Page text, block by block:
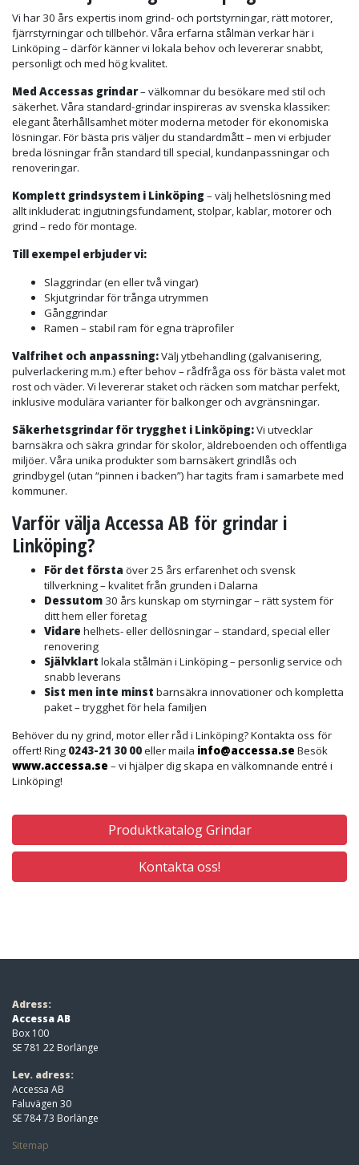
Vi har 30 års expertis inom grind- och portstyrningar, rätt motorer,
fjärrstyrningar och tillbehör. Våra erfarna stålmän verkar här i
Linköping – därför känner vi lokala behov och levererar snabbt,
personligt och med hög kvalitet.
Med Accessas grindar– välkomnar du besökare med stil och
säkerhet. Våra standard-grindar inspireras av svenska klassiker:
elegant återhållsamhet möter moderna metoder för ekonomiska
lösningar. För bästa pris väljer du standardmått – men vi erbjuder
breda lösningar från standard till special, kundanpassningar och
renoveringar.
Komplett grindsystem i Linköping – välj helhetslösning med
allt inkluderat: ingjutningsfundament, stolpar, kablar, motorer och
grind – redo för montage.
Till exempel erbjuder vi:
Slaggrindar (en eller två vingar)
Skjutgrindar för trånga utrymmen
Gånggrindar
Ramen – stabil ram för egna träprofiler
Valfrihet och anpassning:Välj ytbehandling (galvanisering,
pulverlackering m.m.) efter behov – rådfråga oss för bästa valet mot
rost och väder. Vi levererar staket och räcken som matchar perfekt,
inklusive modulära varianter för balkonger och avgränsningar.
Säkerhetsgrindar för trygghet i Linköping:Vi utvecklar
barnsäkra och säkra grindar för skolor, äldreboenden och offentliga
miljöer. Våra unika produkter som barnsäkert grindlås och
grindbygel (utan “pinnen i backen”) har tagits fram i samarbete med
kommuner.
Varför välja Accessa AB för grindar i
Linköping?
För det första över 25 års erfarenhet och svensk
tillverkning – kvalitet från grunden i Dalarna
Dessutom 30 års kunskap om styrningar – rätt system för
ditt hem eller företag
Vidare helhets- eller dellösningar – standard, special eller
renovering
Självklart lokala stålmän i Linköping – personlig service och
snabb leverans
Sist men inte minst barnsäkra innovationer och kompletta
paket – trygghet för hela familjen
Behöver du ny grind, motor eller råd i Linköping? Kontakta oss för
offert! Ring 0243-21 30 00eller maila info@accessa.se Besök
www.accessa.se – vi hjälper dig skapa en välkomnande entré i
Linköping!
Produktkatalog Grindar
Kontakta oss!
Adress:
Accessa AB
Box 100
SE 781 22 Borlänge
Lev. adress:
Accessa AB
Faluvägen 30
SE 784 73 Borlänge
Sitemap